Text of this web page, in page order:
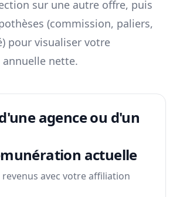
sur une autre offre, puis
(commission, paliers,
pour visualiser votre
nette.
agence ou d'un
actuelle
revenus avec votre affiliation